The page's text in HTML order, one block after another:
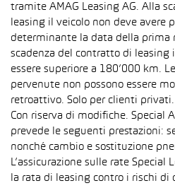
tramite AMAG Leasing AG. Alla
leasing il veicolo non deve avere
determinante la data della prima
scadenza del contratto di leasing
essere superiore a 180’000 km.
pervenute non possono essere
retroattivo. Solo per clienti
Con riserva di modifiche. Special
prevede le seguenti prestazioni:
nonché cambio e sostituzione
L’assicurazione sulle rate Special
la rata di leasing contro i rischi di